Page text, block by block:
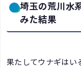
埼玉の荒川水
みた結果
果たしてウナギはい